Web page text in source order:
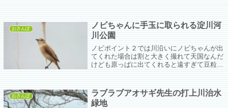
おさんぽ
ノビちゃんに手玉に取られる淀川河
川公園
ノビポイント２では川沿いにノビちゃんが出
てくれた場合は割と大きく撮れて天国なんだ
けども原っぱに出てくれると遠すぎて豆粒。
を緩めてくれたらいいな。大豆サイズが白花
豆サイズぐらいになるとありがたい。
おさんぽ
ラブラブアオサギ先生の打上川治水
緑地